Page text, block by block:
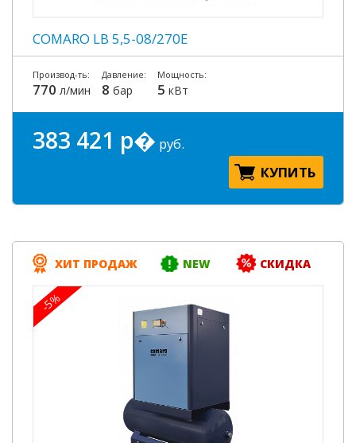
COMARO LB 5,5-08/270E
Производ-ть:
770 л/мин
Давление:
8 бар
Мощность:
5 кВт
383 421 р� руб.
КУПИТЬ
ХИТ ПРОДАЖ NEW СКИДКА
-5%